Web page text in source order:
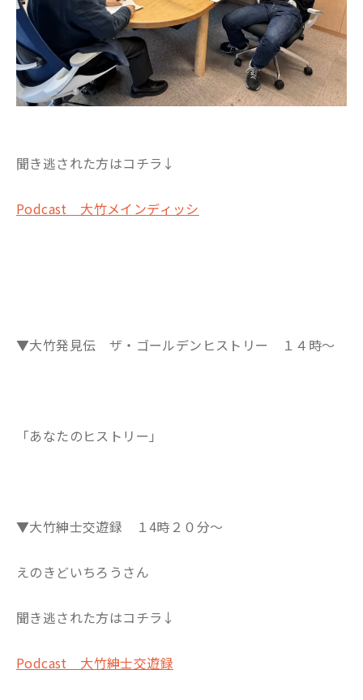
聞き逃された方はコチラ↓
Podcast 大竹メインディッシ
▼大竹発見伝 ザ・ゴールデンヒストリー １４時～
「あなたのヒストリー」
▼大竹紳士交遊録 １4時２０分～
えのきどいちろうさん
聞き逃された方はコチラ↓
Podcast 大竹紳士交遊録